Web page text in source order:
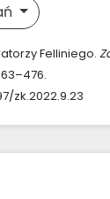
Felliniego.
zk.2022.9.23